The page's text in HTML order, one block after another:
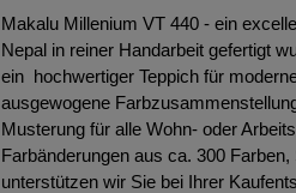
Makalu Millenium VT 440 - ein
Nepal in reiner Handarbeit gefertigt
ein hochwertiger Teppich für
ausgewogene
Musterung für alle Wohn- oder
Farbänderungen aus ca. 300
unterstützen wir Sie bei Ihrer